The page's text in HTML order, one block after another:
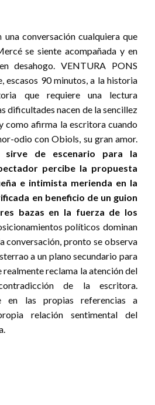
una conversación cualquiera que
se siente acompañada y en
desahogo. VENTURA PONS
escasos 90 minutos, a la historia
que requiere una lectura
dificultades nacen de la sencillez
como afirma la escritora cuando
odio con Obiols, su gran amor.
sirve de escenario para la
percibe la propuesta
e intimista merienda en la
en beneficio de un guion
bazas en la fuerza de los
políticos dominan
conversación, pronto se observa
a un plano secundario para
realmente reclama la atención del
de la escritora.
en las propias referencias a
relación sentimental del